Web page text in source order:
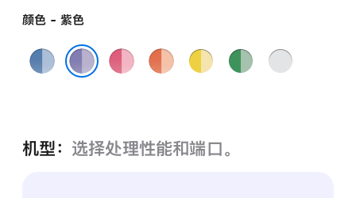
颜色 - 紫色
蓝
色
粉
色
橙
色
黄
绿
银
机型： 选择处理性能和端口。